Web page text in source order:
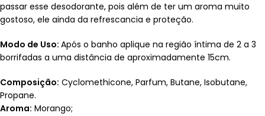
passar esse desodorante, pois além de ter um aroma muito
gostoso, ele ainda da refrescancia e proteção.
Modo de Uso: Após o banho aplique na região íntima de 2 a 3
borrifadas a uma distância de aproximadamente 15cm.
Composição: Cyclomethicone, Parfum, Butane, Isobutane,
Propane.
Aroma: Morango;